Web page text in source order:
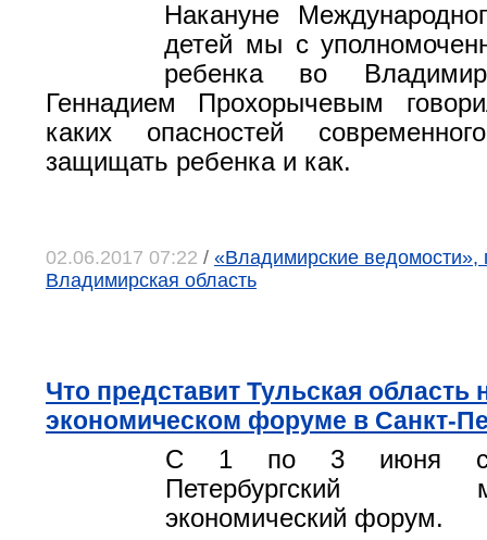
Накануне
детей мы с
ребенка во
Геннадием Прохорычевым
каких опасностей
защищать ребенка и как.
02.06.2017 07:22 / «Владимирские ведомости»,
Владимирская область
Что представит Тульская область
экономическом форуме в Санкт-
С 1 по 3 июня
Петербургский
экономический форум.